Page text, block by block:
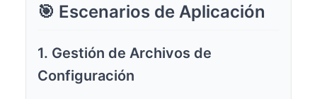
🎯 Escenarios de Aplicación
1. Gestión de Archivos de
Configuración